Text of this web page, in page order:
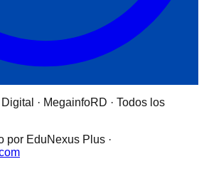
· MegainfoRD · Todos los
por EduNexus Plus ·